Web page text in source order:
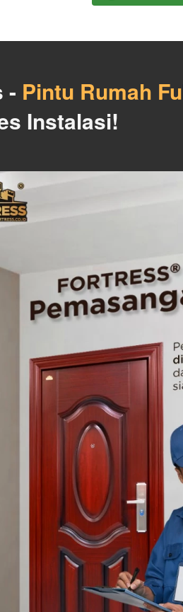
- Pintu Rumah
Instalasi!